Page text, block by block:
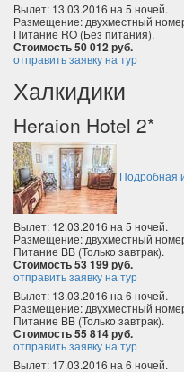
Вылет: 13.03.2016 на 5 ночей.
Размещение: двухместный
Питание RO (Без питания).
Стоимость 50 012 руб.
отправить заявку на тур
Халкидики
Heraion Hotel 2*
Подробная
Вылет: 12.03.2016 на 5 ночей.
Размещение: двухместный
Питание BB (Только завтрак).
Стоимость 53 199 руб.
отправить заявку на тур
Вылет: 13.03.2016 на 6 ночей.
Размещение: двухместный
Питание BB (Только завтрак).
Стоимость 55 814 руб.
отправить заявку на тур
Вылет: 17.03.2016 на 6 ночей.